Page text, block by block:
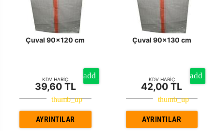
Çuval 90x120 cm
KDV HARİÇ
39,60 TL
AYRINTILAR
Çuval 90x130 cm
KDV HARİÇ
42,00 TL
AYRINTILAR